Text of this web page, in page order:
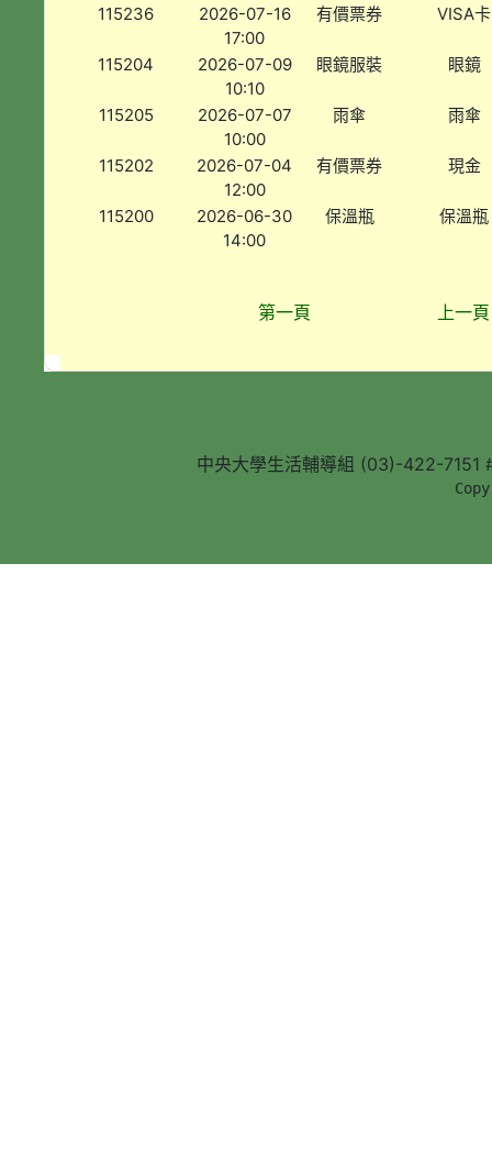
115236
2026-07-16
17:00
有價票券 VISA卡
115204
2026-07-09
10:10
眼鏡服裝 眼鏡
115205
2026-07-07
10:00
雨傘 雨傘
115202
2026-07-04
12:00
有價票券 現金
115200
2026-06-30
14:00
保溫瓶 保溫瓶
第一頁 上一頁
中央大學生活輔導組 (03)-422-7151